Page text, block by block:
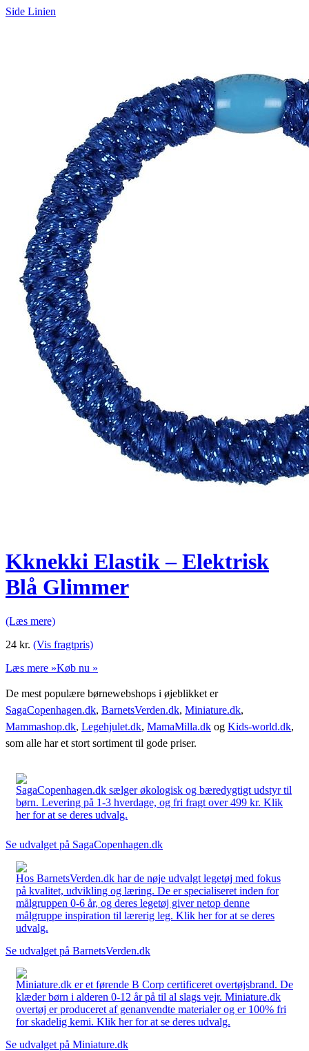
Side Linien
Kknekki Elastik – Elektrisk
Blå Glimmer
(Læs mere)
24 kr. (Vis fragtpris)
Læs mere »Køb nu »
De mest populære børnewebshops i øjeblikket er
SagaCopenhagen.dk, BarnetsVerden.dk, Miniature.dk,
Mammashop.dk, Legehjulet.dk, MamaMilla.dk og Kids-world.dk,
som alle har et stort sortiment til gode priser.
SagaCopenhagen.dk sælger økologisk og bæredygtigt udstyr til
børn. Levering på 1-3 hverdage, og fri fragt over 499 kr. Klik
her for at se deres udvalg.
Se udvalget på SagaCopenhagen.dk
Hos BarnetsVerden.dk har de nøje udvalgt legetøj med fokus
på kvalitet, udvikling og læring. De er specialiseret inden for
målgruppen 0-6 år, og deres legetøj giver netop denne
målgruppe inspiration til lærerig leg. Klik her for at se deres
udvalg.
Se udvalget på BarnetsVerden.dk
Miniature.dk er et førende B Corp certificeret overtøjsbrand. De
klæder børn i alderen 0-12 år på til al slags vejr. Miniature.dk
overtøj er produceret af genanvendte materialer og er 100% fri
for skadelig kemi. Klik her for at se deres udvalg.
Se udvalget på Miniature.dk